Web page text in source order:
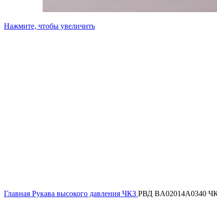
Нажмите, чтобы увеличить
Главная Рукава высокого давления ЧКЗ РВД BA02014A0340